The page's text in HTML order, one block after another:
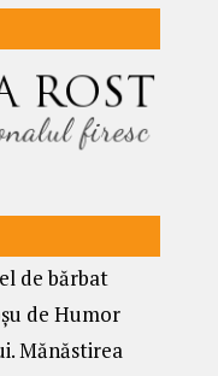
de bărbat
de Humor
Mănăstirea